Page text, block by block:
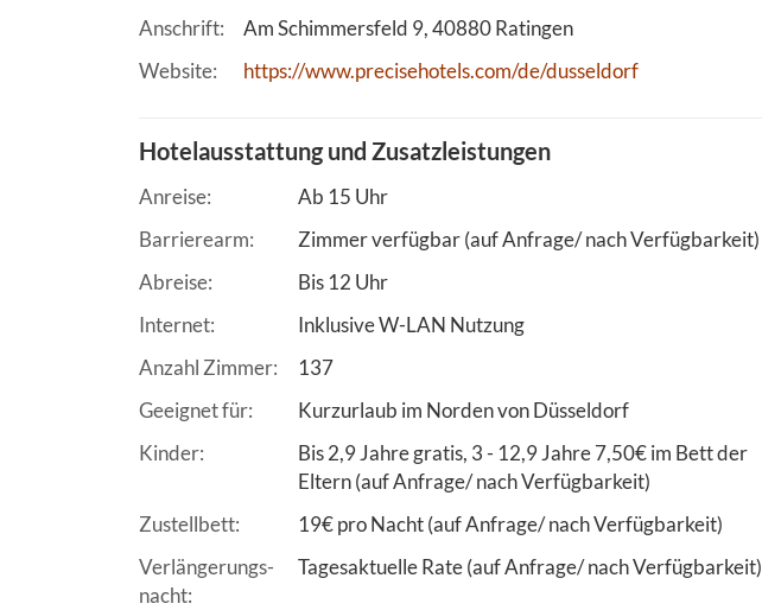
Anschrift
Am Schimmersfeld 9 40880Ratingen
Website
https://www.precisehotels.com/de/dusseldorf
Hotelausstattung und Zusatzleistungen
Anreise
Ab 15 Uhr
Barrierearm
Zimmer verfügbar (auf Anfrage/ nach Verfügbarkeit)
Abreise
Bis 12 Uhr
Internet
Inklusive W-LAN Nutzung
Anzahl Zimmer
137
Geeignet für
Kurzurlaub im Norden von Düsseldorf
Kinder
Bis 2,9 Jahre gratis, 3 - 12,9 Jahre 7,50€ im Bett der
Eltern (auf Anfrage/ nach Verfügbarkeit)
Zustellbett
19€ pro Nacht (auf Anfrage/ nach Verfügbarkeit)
Verlängerungs-
nacht
Tagesaktuelle Rate (auf Anfrage/ nach Verfügbarkeit)